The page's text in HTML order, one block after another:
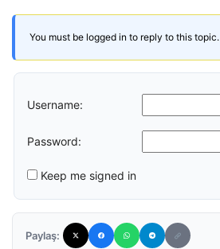
You must be logged in to reply to this topic.
Username:
Password:
Keep me signed in
Paylaş: